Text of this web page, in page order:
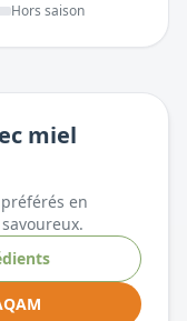
Hors saison
miel
en